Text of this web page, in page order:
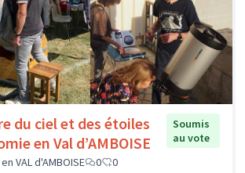
du ciel et des étoiles
en Val d’AMBOISE
Soumis
au vote
VAL d'AMBOISE
0 0